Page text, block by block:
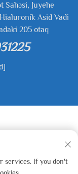
Sahəsi, Juyehe
Asid Vadi
205 otaq
Machinery
- Məxfilik
services. If you don't